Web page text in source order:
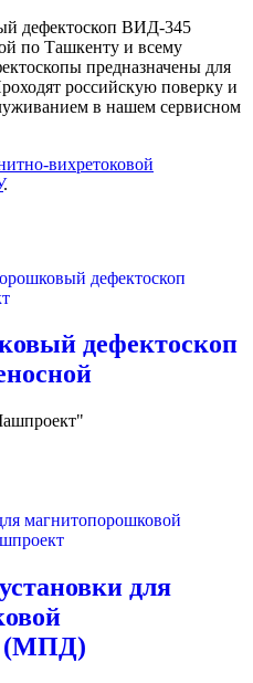
дефектоскоп ВИД-345
по Ташкенту и всему
предназначены для
российскую поверку и
в нашем сервисном
вихретоковой
.
дефектоскоп
для
(МПД)